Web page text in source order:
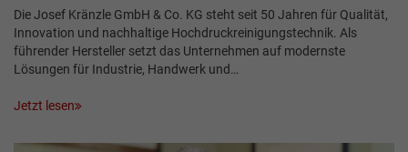
Die Josef Kränzle GmbH & Co. KG steht seit 50 Jahren für Qualität,
Innovation und nachhaltige Hochdruckreinigungstechnik. Als
führender Hersteller setzt das Unternehmen auf modernste
Lösungen für Industrie, Handwerk und…
Jetzt lesen